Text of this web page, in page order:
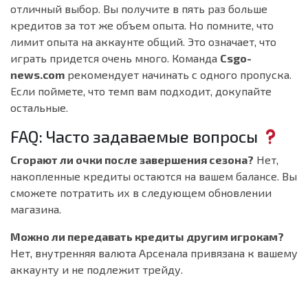
отличный выбор. Вы получите в пять раз больше
кредитов за тот же объем опыта. Но помните, что
лимит опыта на аккаунте общий. Это означает, что
играть придется очень много. Команда Csgo-
news.com рекомендует начинать с одного пропуска.
Если поймете, что темп вам подходит, докупайте
остальные.
FAQ: Часто задаваемые вопросы
Сгорают ли очки после завершения сезона? Нет,
накопленные кредиты остаются на вашем балансе. Вы
сможете потратить их в следующем обновлении
магазина.
Можно ли передавать кредиты другим игрокам?
Нет, внутренняя валюта Арсенала привязана к вашему
аккаунту и не подлежит трейду.